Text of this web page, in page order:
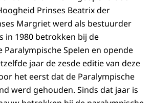
Prinses Beatrix der
Margriet werd als bestuurder
in 1980 betrokken bij de
Paralympische Spelen en opende
jaar de zesde editie van deze
het eerst dat de Paralympische
werd gehouden. Sinds dat jaar is